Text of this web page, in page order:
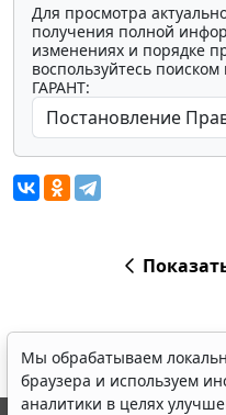
Для просмотра
получения полной
изменениях и порядке
воспользуйтесь
ГАРАНТ:
Мы обрабатываем
браузера и используем
аналитики в целях